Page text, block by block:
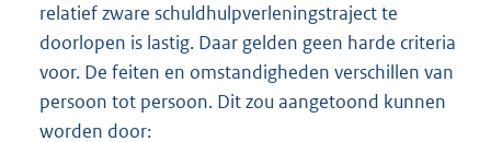
relatief zware schuldhulpverleningstraject te
doorlopen is lastig. Daar gelden geen harde criteria
voor. De feiten en omstandigheden verschillen van
persoon tot persoon. Dit zou aangetoond kunnen
worden door: